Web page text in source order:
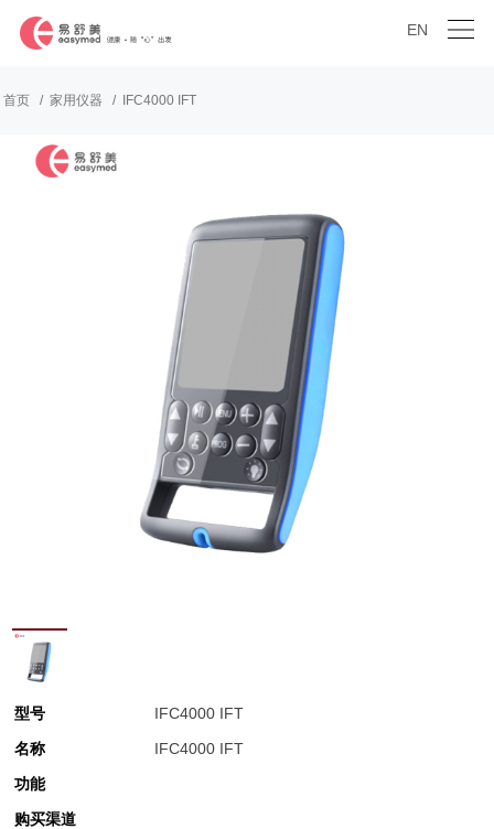
EN
首页 家用仪器 IFC4000 IFT
型号
IFC4000 IFT
名称
IFC4000 IFT
功能
购买渠道